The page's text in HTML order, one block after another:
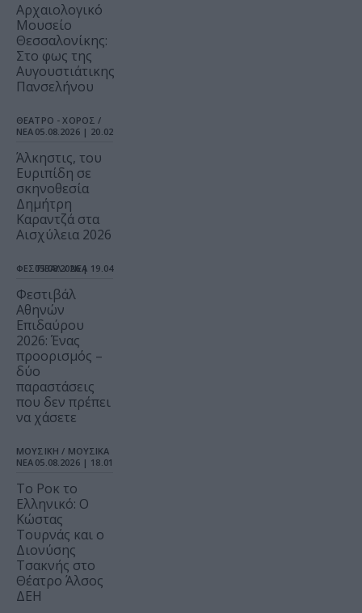
Αρχαιολογικό
Μουσείο
Θεσσαλονίκης:
Στο φως της
Αυγουστιάτικης
Πανσελήνου
ΘΕΑΤΡΟ - ΧΟΡΟΣ /
ΝΕΑ 05.08.2026 | 20.02
Άλκηστις, του
Ευριπίδη σε
σκηνοθεσία
Δημήτρη
Καραντζά στα
Αισχύλεια 2026
ΦΕΣΤΙΒΑΛ / ΝΕΑ
05.08.2026 | 19.04
Φεστιβάλ
Αθηνών
Επιδαύρου
2026: Ένας
προορισμός –
δύο
παραστάσεις
που δεν πρέπει
να χάσετε
ΜΟΥΣΙΚΗ / ΜΟΥΣΙΚΑ
ΝΕΑ 05.08.2026 | 18.01
Το Ροκ το
Ελληνικό: Ο
Κώστας
Τουρνάς και ο
Διονύσης
Τσακνής στο
Θέατρο Άλσος
ΔΕΗ